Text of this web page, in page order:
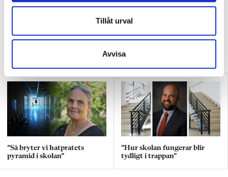
Tillåt urval
Avvisa
”Vi lovar behöriga lärare i varje
VALDEBATTCenterpartiets tioåriga plan:
”Så bryter vi hatpratets
pyramid i skolan”
”Hur skolan fungerar blir
tydligt i trappan”